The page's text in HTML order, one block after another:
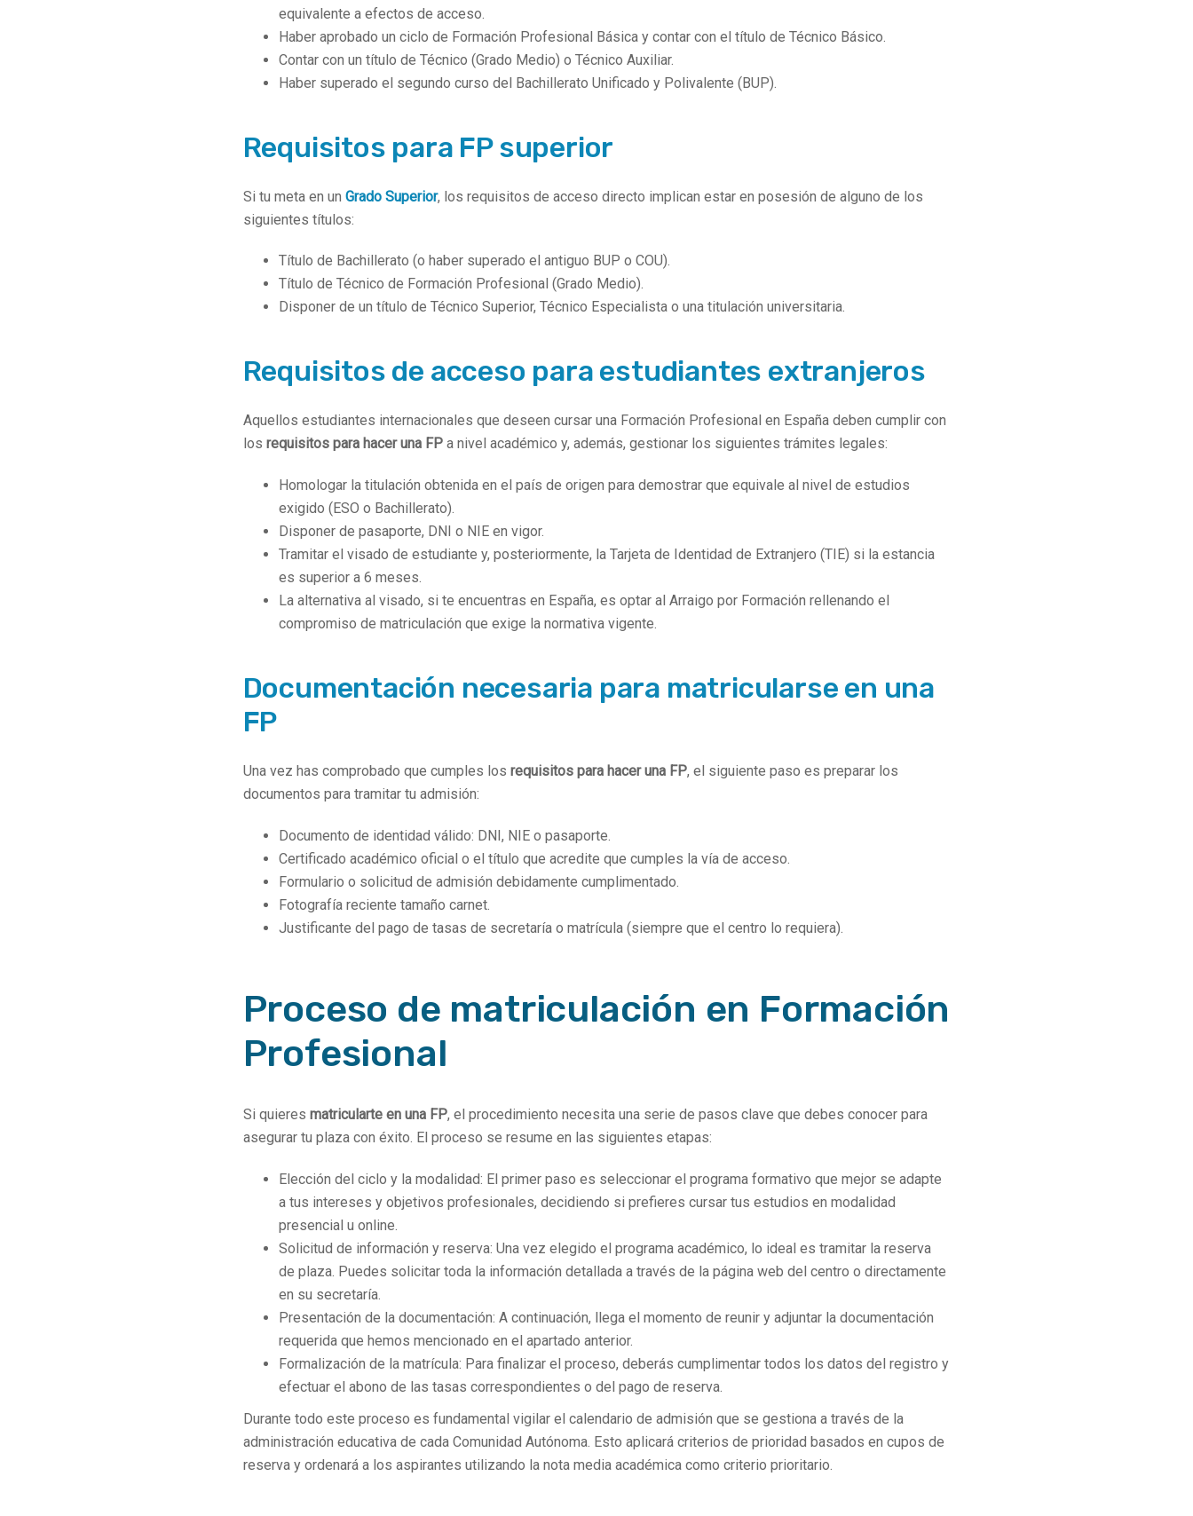
equivalente a efectos de acceso.
Haber aprobado un ciclo de Formación Profesional Básica y contar con el título de Técnico Básico.
Contar con un título de Técnico (Grado Medio) o Técnico Auxiliar.
Haber superado el segundo curso del Bachillerato Unificado y Polivalente (BUP).
Requisitos para FP superior
Si tu meta en un Grado Superior, los requisitos de acceso directo implican estar en posesión de alguno de los
siguientes títulos:
Título de Bachillerato (o haber superado el antiguo BUP o COU).
Título de Técnico de Formación Profesional (Grado Medio).
Disponer de un título de Técnico Superior, Técnico Especialista o una titulación universitaria.
Requisitos de acceso para estudiantes extranjeros
Aquellos estudiantes internacionales que deseen cursar una Formación Profesional en España deben cumplir con
los requisitos para hacer una FP a nivel académico y, además, gestionar los siguientes trámites legales:
Homologar la titulación obtenida en el país de origen para demostrar que equivale al nivel de estudios
exigido (ESO o Bachillerato).
Disponer de pasaporte, DNI o NIE en vigor.
Tramitar el visado de estudiante y, posteriormente, la Tarjeta de Identidad de Extranjero (TIE) si la estancia
es superior a 6 meses.
La alternativa al visado, si te encuentras en España, es optar al Arraigo por Formación rellenando el
compromiso de matriculación que exige la normativa vigente.
Documentación necesaria para matricularse en una
FP
Una vez has comprobado que cumples los requisitos para hacer una FP, el siguiente paso es preparar los
documentos para tramitar tu admisión:
Documento de identidad válido: DNI, NIE o pasaporte.
Certificado académico oficial o el título que acredite que cumples la vía de acceso.
Formulario o solicitud de admisión debidamente cumplimentado.
Fotografía reciente tamaño carnet.
Justificante del pago de tasas de secretaría o matrícula (siempre que el centro lo requiera).
Proceso de matriculación en Formación
Profesional
Si quieres matricularte en una FP, el procedimiento necesita una serie de pasos clave que debes conocer para
asegurar tu plaza con éxito. El proceso se resume en las siguientes etapas:
Elección del ciclo y la modalidad: El primer paso es seleccionar el programa formativo que mejor se adapte
a tus intereses y objetivos profesionales, decidiendo si prefieres cursar tus estudios en modalidad
presencial u online.
Solicitud de información y reserva: Una vez elegido el programa académico, lo ideal es tramitar la reserva
de plaza. Puedes solicitar toda la información detallada a través de la página web del centro o directamente
en su secretaría.
Presentación de la documentación: A continuación, llega el momento de reunir y adjuntar la documentación
requerida que hemos mencionado en el apartado anterior.
Formalización de la matrícula: Para finalizar el proceso, deberás cumplimentar todos los datos del registro y
efectuar el abono de las tasas correspondientes o del pago de reserva.
Durante todo este proceso es fundamental vigilar el calendario de admisión que se gestiona a través de la
administración educativa de cada Comunidad Autónoma. Esto aplicará criterios de prioridad basados en cupos de
reserva y ordenará a los aspirantes utilizando la nota media académica como criterio prioritario.